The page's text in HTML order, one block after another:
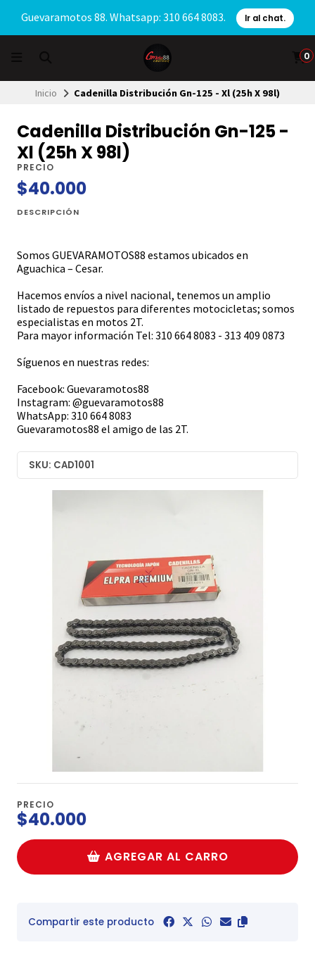
Guevaramotos 88. Whatsapp: 310 664 8083. Ir al chat.
0
Inicio Cadenilla Distribución Gn-125 - Xl (25h X 98l)
Cadenilla Distribución Gn-125 -
Xl (25h X 98l)
PRECIO
$40.000
DESCRIPCIÓN
Somos GUEVARAMOTOS88 estamos ubicados en
Aguachica – Cesar.
Hacemos envíos a nivel nacional, tenemos un amplio
listado de repuestos para diferentes motocicletas; somos
especialistas en motos 2T.
Para mayor información Tel: 310 664 8083 - 313 409 0873
Síguenos en nuestras redes:
Facebook: Guevaramotos88
Instagram: @guevaramotos88
WhatsApp: 310 664 8083
Guevaramotos88 el amigo de las 2T.
SKU: CAD1001
PRECIO
$40.000
AGREGAR AL CARRO
Compartir este producto